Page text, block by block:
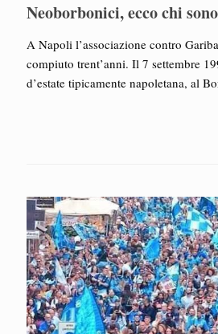
Neoborbonici, ecco chi sono
A Napoli l’associazione contro
compiuto trent’anni. Il 7 settembre
d’estate tipicamente napoletana, al